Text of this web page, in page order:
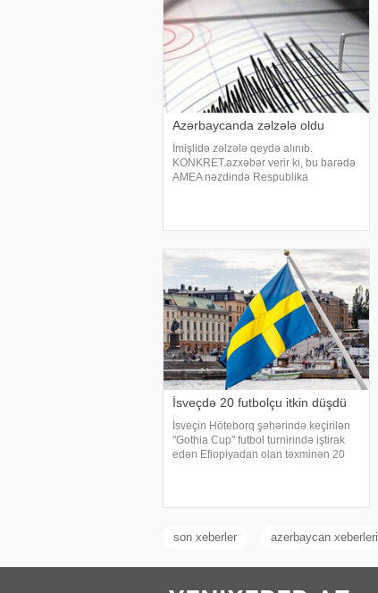
Azərbaycanda zəlzələ oldu
İmişlidə zəlzələ qeydə alınıb.
KONKRET.azxəbər verir ki, bu barədə
AMEA nəzdində Respublika
alınan yeraltı təkanın maqnitudas
İsveçdə 20 futbolçu itkin düşdü
İsveçin Höteborq şəhərində keçirilən
"Gothia Cup" futbol turnirində iştirak
edən Efiopiyadan olan təxminən 20
son xeberler azerbaycan xeberleri